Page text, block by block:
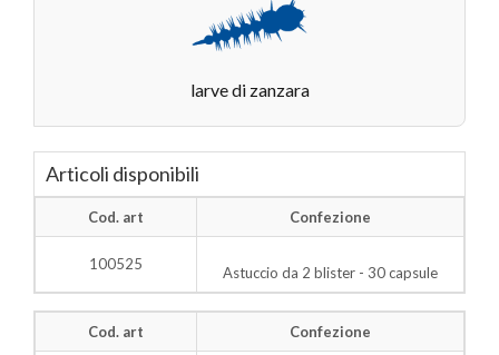
larve di zanzara
Articoli disponibili
Cod. art Confezione
100525 Astuccio da 2 blister - 30 capsule
Cod. art Confezione